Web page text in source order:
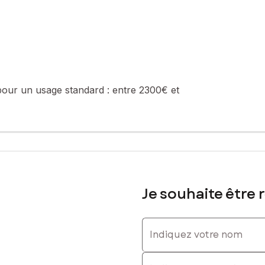
E-mail : gaelle.dusser@safti.fr - EI - Agent commercial
un usage standard : entre 2300€ et
Je souhaite être
Indiquez votre nom
Indiquez votre prénom